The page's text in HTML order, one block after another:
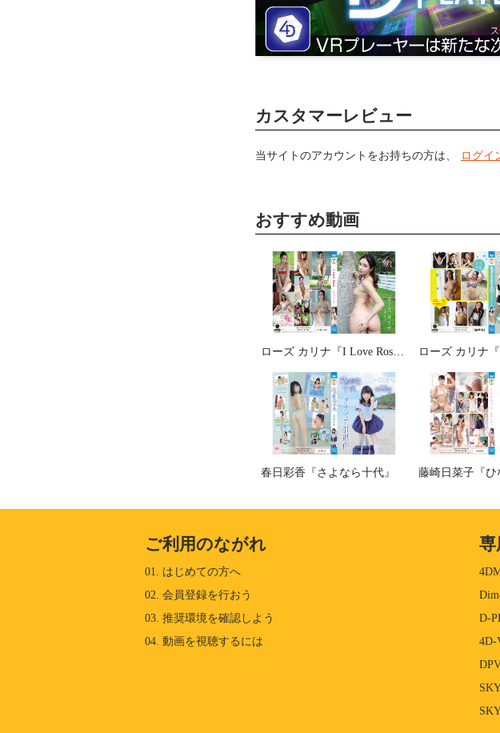
カスタマーレビュー
当サイトのアカウントをお持ちの方は、 ログイ
おすすめ動画
春日彩香『さよなら十代』 藤崎日菜子『ひ
ご利用のながれ
01. はじめての方へ
02. 会員登録を行おう
03. 推奨環境を確認しよう
04. 動画を視聴するには
D-
4D-